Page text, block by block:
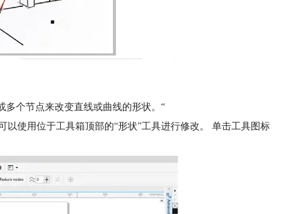
多个节点来改变直线或曲线的形状。“
使用位于工具箱顶部的“形状”工具进行修改。 单击工具图标